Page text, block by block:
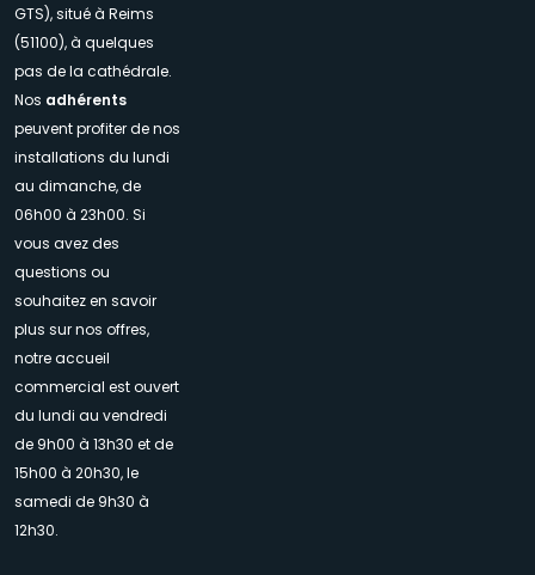
GTS), situé à Reims
(51100), à quelques
pas de la cathédrale.
Nos adhérents
peuvent profiter de nos
installations du lundi
au dimanche, de
06h00 à 23h00. Si
vous avez des
questions ou
souhaitez en savoir
plus sur nos offres,
notre accueil
commercial est ouvert
du lundi au vendredi
de 9h00 à 13h30 et de
15h00 à 20h30, le
samedi de 9h30 à
12h30.